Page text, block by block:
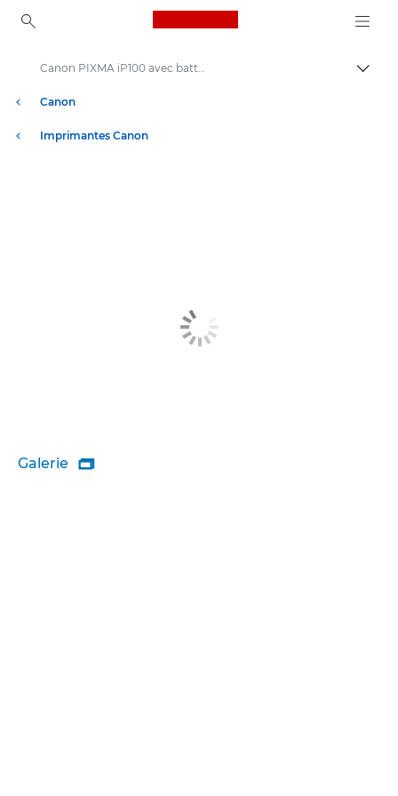
Canon Logo, back to
Canon
Imprimantes Canon
Canon PIXMA iP100 avec batterie - Imprimantes photo jet d'encre
Galerie 